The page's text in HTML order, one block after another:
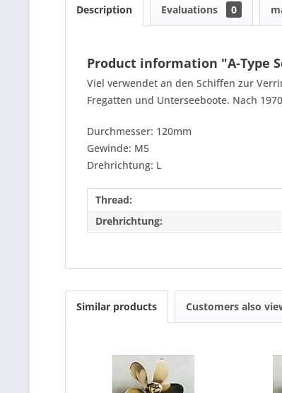
Description Evaluations 0
Product information "A-Type
Viel verwendet an den Schiffen zur
Fregatten und Unterseeboote. Nach
Durchmesser: 120mm
Gewinde: M5
Drehrichtung: L
Thread:
Drehrichtung:
Similar products Customers also